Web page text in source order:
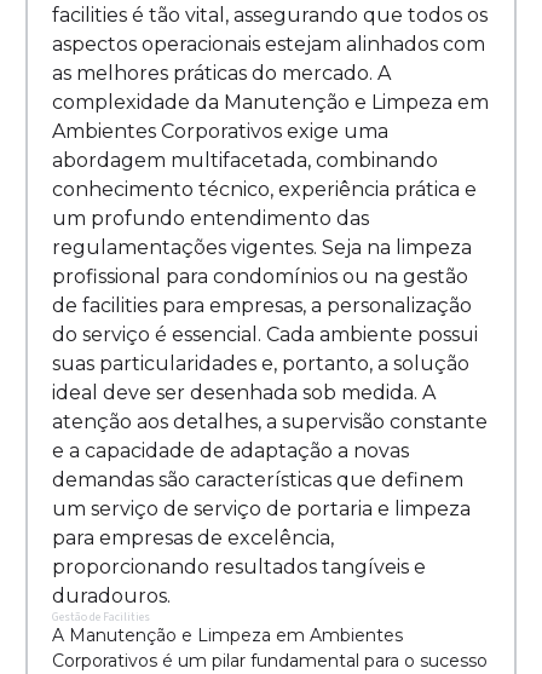
facilities é tão vital, assegurando que todos os
aspectos operacionais estejam alinhados com
as melhores práticas do mercado. A
complexidade da Manutenção e Limpeza em
Ambientes Corporativos exige uma
abordagem multifacetada, combinando
conhecimento técnico, experiência prática e
um profundo entendimento das
regulamentações vigentes. Seja na limpeza
profissional para condomínios ou na gestão
de facilities para empresas, a personalização
do serviço é essencial. Cada ambiente possui
suas particularidades e, portanto, a solução
ideal deve ser desenhada sob medida. A
atenção aos detalhes, a supervisão constante
e a capacidade de adaptação a novas
demandas são características que definem
um serviço de serviço de portaria e limpeza
para empresas de excelência,
proporcionando resultados tangíveis e
duradouros.
Gestão de Facilities
A Manutenção e Limpeza em Ambientes
Corporativos é um pilar fundamental para o sucesso